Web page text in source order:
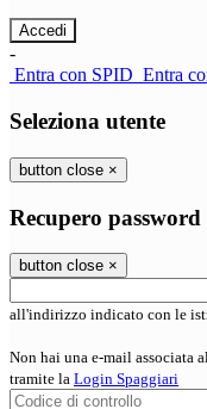
-
Entra con SPID Entra
Seleziona utente
button close ×
Recupero password
button close ×
all'indirizzo indicato con le
Non hai una e-mail associata
tramite la Login Spaggiari